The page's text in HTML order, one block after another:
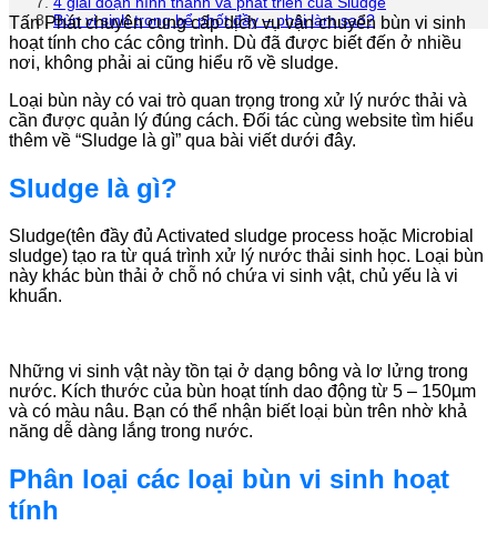
Bùn vi sinh trong bể phốt đầy – phải làm sao?
Tấn Phát chuyên cung cấp dịch vụ vận chuyển bùn vi sinh
hoạt tính cho các công trình. Dù đã được biết đến ở nhiều
nơi, không phải ai cũng hiểu rõ về sludge.
Loại bùn này có vai trò quan trọng trong xử lý nước thải và
cần được quản lý đúng cách. Đối tác cùng website tìm hiểu
thêm về “Sludge là gì” qua bài viết dưới đây.
Sludge là gì?
Sludge(tên đầy đủ Activated sludge process hoặc Microbial
sludge) tạo ra từ quá trình xử lý nước thải sinh học. Loại bùn
này khác bùn thải ở chỗ nó chứa vi sinh vật, chủ yếu là vi
khuẩn.
Những vi sinh vật này tồn tại ở dạng bông và lơ lửng trong
nước. Kích thước của bùn hoạt tính dao động từ 5 – 150µm
và có màu nâu. Bạn có thể nhận biết loại bùn trên nhờ khả
năng dễ dàng lắng trong nước.
Phân loại các loại bùn vi sinh hoạt
tính